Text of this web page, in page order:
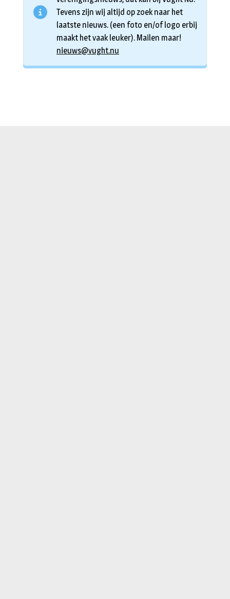
Tevens zijn wij altijd op zoek naar het
laatste nieuws. (een foto en/of logo erbij
maakt het vaak leuker). Mailen maar!
nieuws@vught.nu